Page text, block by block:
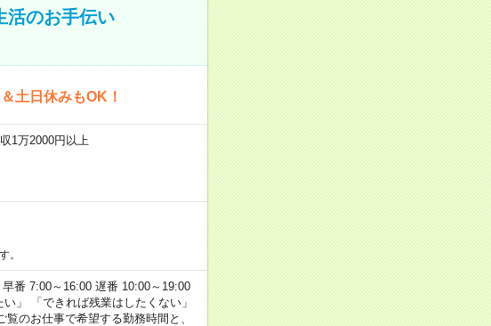
活のお手伝い
土日休みもOK！
1万2000円以上
。
番 7:00～16:00 遅番 10:00～19:00
」 「できれば残業はしたくない」
のお仕事で希望する勤務時間と、